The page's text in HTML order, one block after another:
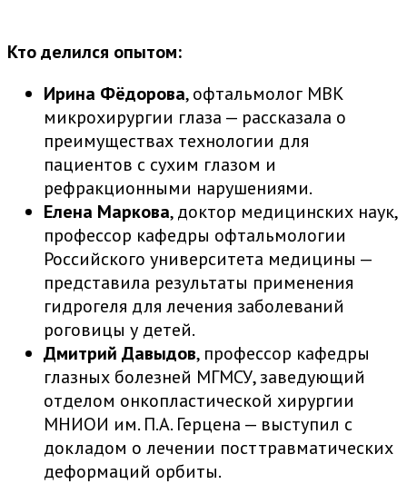
Кто делился опытом:
Ирина Фёдорова, офтальмолог МВК
микрохирургии глаза — рассказала о
преимуществах технологии для
пациентов с сухим глазом и
рефракционными нарушениями.
Елена Маркова, доктор медицинских наук,
профессор кафедры офтальмологии
Российского университета медицины —
представила результаты применения
гидрогеля для лечения заболеваний
роговицы у детей.
Дмитрий Давыдов, профессор кафедры
глазных болезней МГМСУ, заведующий
отделом онкопластической хирургии
МНИОИ им. П.А. Герцена — выступил с
докладом о лечении посттравматических
деформаций орбиты.